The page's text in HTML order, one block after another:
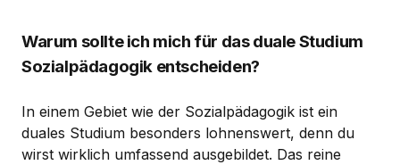
Warum sollte ich mich für das duale Studium
Sozialpädagogik entscheiden?
In einem Gebiet wie der Sozialpädagogik ist ein
duales Studium besonders lohnenswert, denn du
wirst wirklich umfassend ausgebildet. Das reine